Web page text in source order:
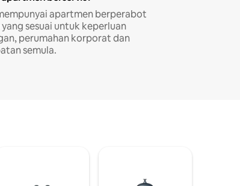
apartmen berperabot
sesuai untuk keperluan
perumahan korporat dan
semula.